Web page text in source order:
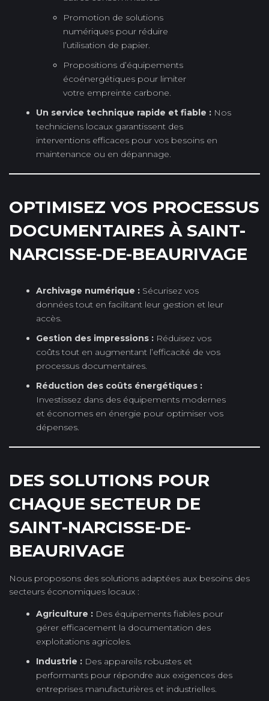
Promotion de solutions
numériques pour réduire
l’utilisation de papier.
Propositions d’équipements
écoénergétiques pour limiter
votre empreinte carbone.
Un service technique rapide et fiable : Nos
techniciens locaux garantissent des
interventions efficaces pour vos besoins en
maintenance ou en dépannage.
OPTIMISEZ VOS PROCESSUS
DOCUMENTAIRES À SAINT-
NARCISSE-DE-BEAURIVAGE
Archivage numérique : Sécurisez vos
données tout en facilitant leur gestion et leur
accès.
Gestion des impressions : Réduisez vos
coûts tout en augmentant l’efficacité de vos
processus documentaires.
Réduction des coûts énergétiques :
Investissez dans des équipements modernes
et économes en énergie pour optimiser vos
dépenses.
DES SOLUTIONS POUR
CHAQUE SECTEUR DE
SAINT-NARCISSE-DE-
BEAURIVAGE
Nous proposons des solutions adaptées aux besoins des
secteurs économiques locaux :
Agriculture : Des équipements fiables pour
gérer efficacement la documentation des
exploitations agricoles.
Industrie : Des appareils robustes et
performants pour répondre aux exigences des
entreprises manufacturières et industrielles.